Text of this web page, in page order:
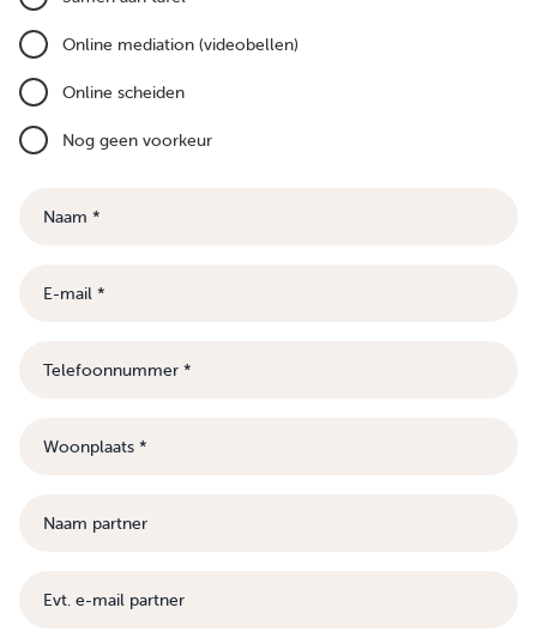
Online mediation (videobellen)
Online scheiden
Nog geen voorkeur